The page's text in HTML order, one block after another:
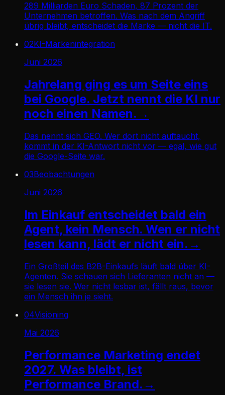
289 Milliarden Euro Schaden, 87 Prozent der
Unternehmen betroffen. Was nach dem Angriff
übrig bleibt, entscheidet die Marke — nicht die IT.
02KI-Markenintegration
Juni 2026
Jahrelang ging es um Seite eins
bei Google. Jetzt nennt die KI nur
noch einen Namen. →
Das nennt sich GEO. Wer dort nicht auftaucht,
kommt in der KI-Antwort nicht vor — egal, wie gut
die Google-Seite war.
03Beobachtungen
Juni 2026
Im Einkauf entscheidet bald ein
Agent, kein Mensch. Wen er nicht
lesen kann, lädt er nicht ein. →
Ein Großteil des B2B-Einkaufs läuft bald über KI-
Agenten. Sie schauen sich Lieferanten nicht an —
sie lesen sie. Wer nicht lesbar ist, fällt raus, bevor
ein Mensch ihn je sieht.
04Visioning
Mai 2026
Performance Marketing endet
2027. Was bleibt, ist
Performance Brand. →